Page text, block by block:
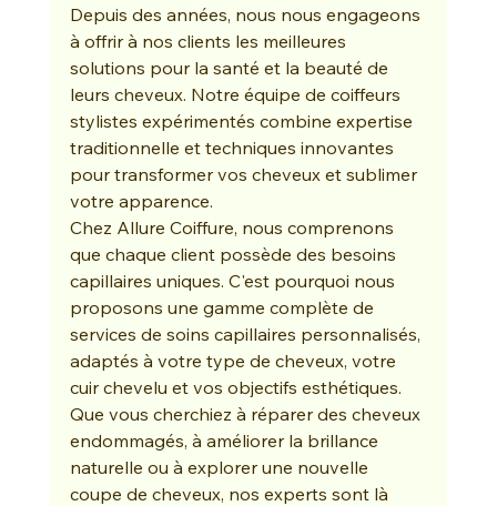
Depuis des années, nous nous engageons
à offrir à nos clients les meilleures
solutions pour la santé et la beauté de
leurs cheveux. Notre équipe de coiffeurs
stylistes expérimentés combine expertise
traditionnelle et techniques innovantes
pour transformer vos cheveux et sublimer
votre apparence.
Chez Allure Coiffure, nous comprenons
que chaque client possède des besoins
capillaires uniques. C'est pourquoi nous
proposons une gamme complète de
services de soins capillaires personnalisés,
adaptés à votre type de cheveux, votre
cuir chevelu et vos objectifs esthétiques.
Que vous cherchiez à réparer des cheveux
endommagés, à améliorer la brillance
naturelle ou à explorer une nouvelle
coupe de cheveux, nos experts sont là